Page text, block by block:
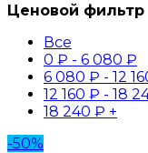
Ценовой фильтр
Все
0 ₽ - 6 080 ₽
6 080 ₽ - 12
12 160 ₽ - 18
18 240 ₽ +
-50%